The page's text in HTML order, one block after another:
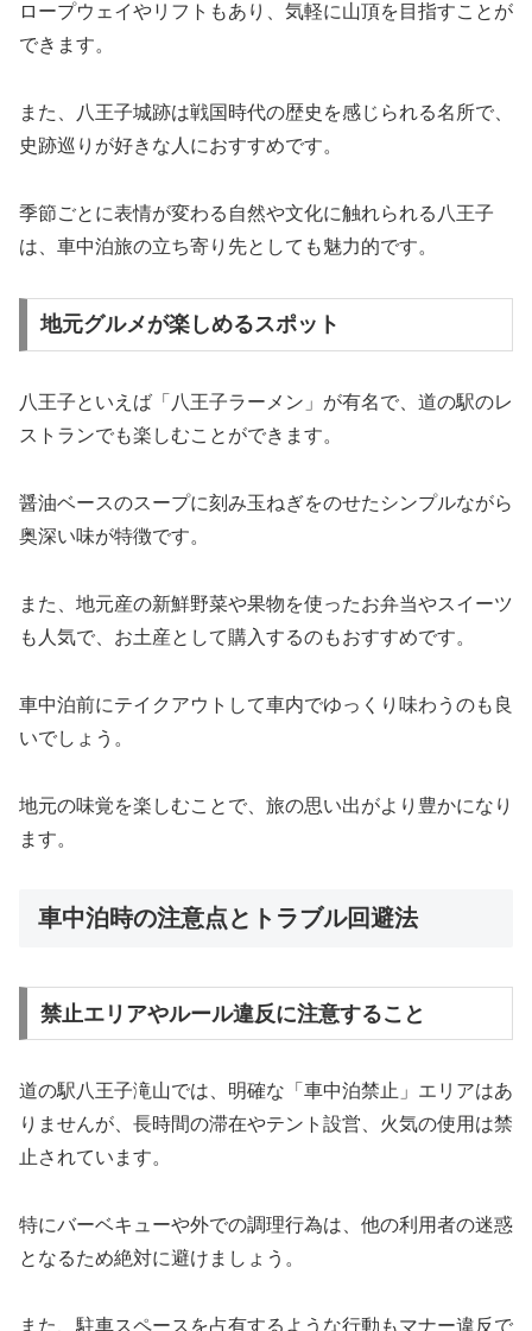
ロープウェイやリフトもあり、気軽に山頂を目指すことが
できます。
また、八王子城跡は戦国時代の歴史を感じられる名所で、
史跡巡りが好きな人におすすめです。
季節ごとに表情が変わる自然や文化に触れられる八王子
は、車中泊旅の立ち寄り先としても魅力的です。
地元グルメが楽しめるスポット
八王子といえば「八王子ラーメン」が有名で、道の駅のレ
ストランでも楽しむことができます。
醤油ベースのスープに刻み玉ねぎをのせたシンプルながら
奥深い味が特徴です。
また、地元産の新鮮野菜や果物を使ったお弁当やスイーツ
も人気で、お土産として購入するのもおすすめです。
車中泊前にテイクアウトして車内でゆっくり味わうのも良
いでしょう。
地元の味覚を楽しむことで、旅の思い出がより豊かになり
ます。
車中泊時の注意点とトラブル回避法
禁止エリアやルール違反に注意すること
道の駅八王子滝山では、明確な「車中泊禁止」エリアはあ
りませんが、長時間の滞在やテント設営、火気の使用は禁
止されています。
特にバーベキューや外での調理行為は、他の利用者の迷惑
となるため絶対に避けましょう。
また、駐車スペースを占有するような行動もマナー違反で